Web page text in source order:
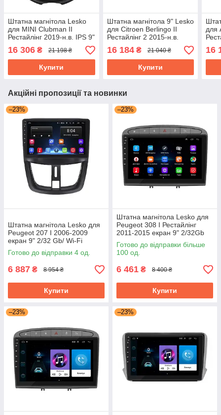
Штатна магнітола Lesko
для MINI Clubman II
Рестайлінг 2019-н.в. IPS 9"
4/64Gb CarPlay 4G Wi-Fi
GPS Prime
16 306 ₴ 21 198 ₴
Купити
Штатна магнітола 9" Lesko
для Citroen Berlingo II
Рестайлінг 2 2015-н.в.
6/128Gb 4G Wi-Fi GPS Top
16 184₴ 21 040 ₴
Купити
для
16
Акційні пропозиції та новинки
–23%
Штатна магнітола Lesko для
Peugeot 207 I 2006-2009
екран 9" 2/32 Gb/ Wi-Fi
Optima GPS Android Пожо
Готово до відправки 4 од.
6 887 ₴ 8 954 ₴
Купити
–23%
Штатна магнітола Lesko для
Peugeot 308 I Рестайлінг
2011-2015 екран 9" 2/32Gb
Grey/Wi-Fi Optima GPS
Android
Готово до відправки більше
100 од.
6 461 ₴ 8 400 ₴
Купити
–23% –23%